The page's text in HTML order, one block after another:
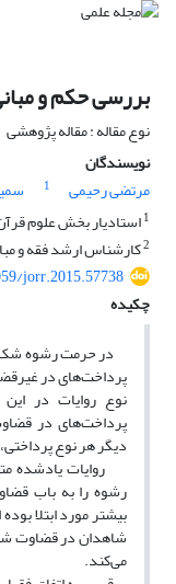
بررسی حکم و
نوع مقاله : مقاله پژوهشی
نویسندگان
مرتضی رحیمی
1
1استادیار بخش علوم
2کارشناس ارشد فقه و
jorr.2015.57738
چکیده
در حرمت رشوه شک
پرداخت‌های در
نوع روایات در
پرداخت‌های در
دیگر هر نوع
روایات یادشده
رشوه را به باب
بیشتر مورد ابتلا
شاهدان در قضاوت
می‌کند.